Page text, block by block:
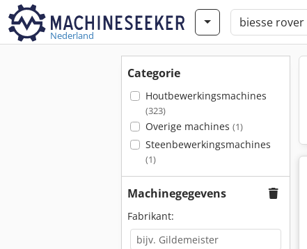
Nederland
Categorie
Houtbewerkingsmachines
(323)
Overige machines (1)
Steenbewerkingsmachines
(1)
Machinegegevens
Fabrikant: